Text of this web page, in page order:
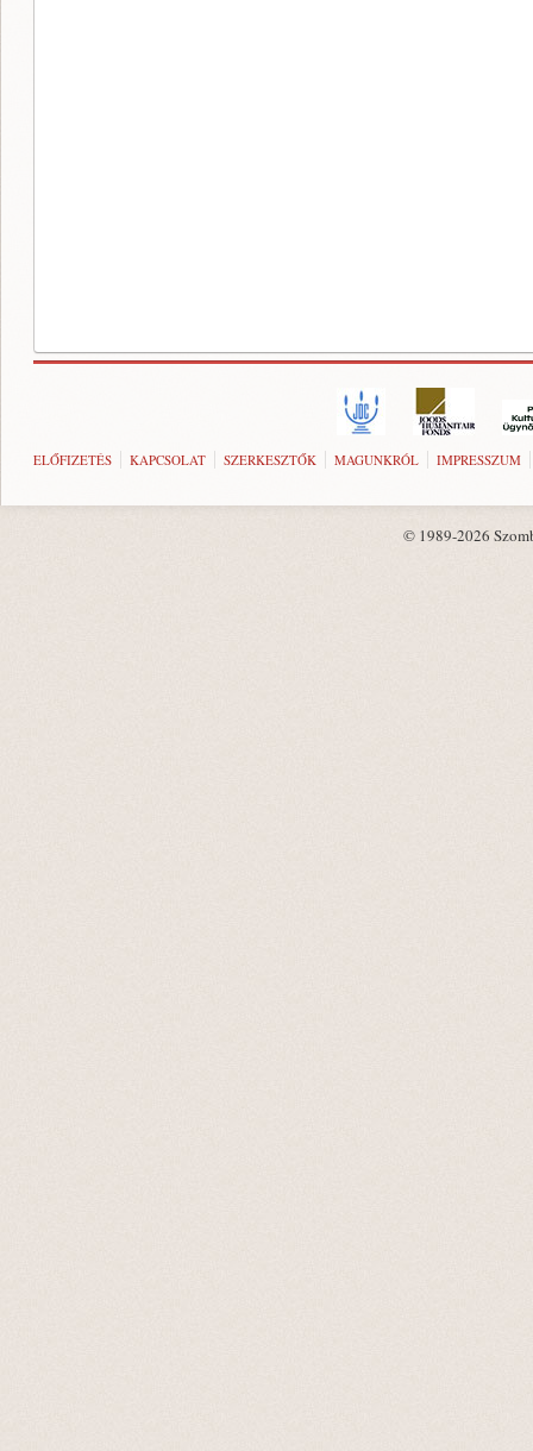
ELŐFIZETÉS KAPCSOLAT SZERKESZTŐK MAGUNKRÓL IMPRESSZUM
© 1989-2026